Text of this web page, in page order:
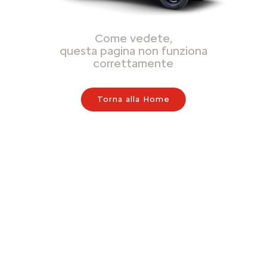
Come vedete,
questa pagina non funziona
correttamente
Torna alla Home